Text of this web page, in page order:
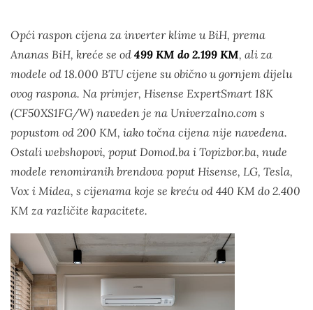
Opći raspon cijena za inverter klime u BiH, prema
Ananas BiH, kreće se od 499 KM do 2.199 KM, ali za
modele od 18.000 BTU cijene su obično u gornjem dijelu
ovog raspona. Na primjer, Hisense ExpertSmart 18K
(CF50XS1FG/W) naveden je na Univerzalno.com s
popustom od 200 KM, iako točna cijena nije navedena.
Ostali webshopovi, poput Domod.ba i Topizbor.ba, nude
modele renomiranih brendova poput Hisense, LG, Tesla,
Vox i Midea, s cijenama koje se kreću od 440 KM do 2.400
KM za različite kapacitete.